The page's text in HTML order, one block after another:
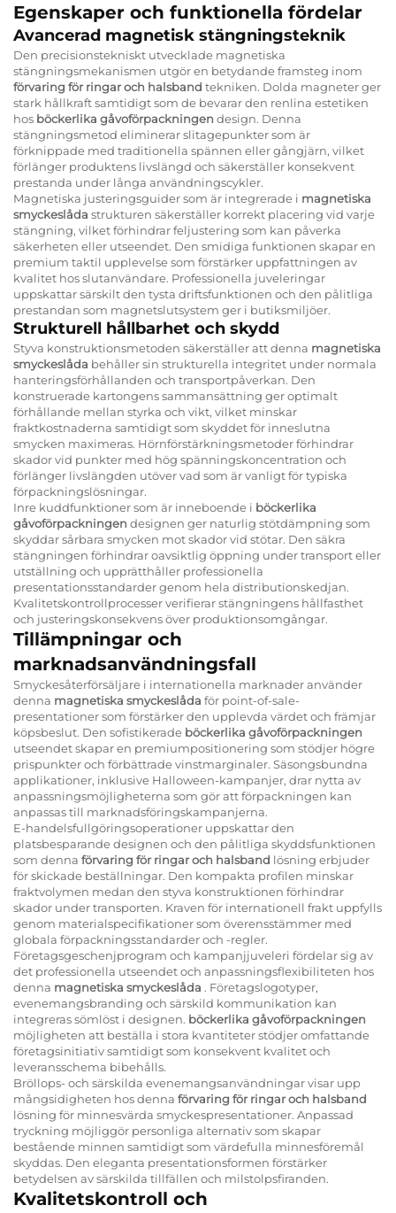
Egenskaper och funktionella fördelar
Avancerad magnetisk stängningsteknik
Den precisionstekniskt utvecklade magnetiska
stängningsmekanismen utgör en betydande framsteg inom
förvaring för ringar och halsband tekniken. Dolda magneter ger
stark hållkraft samtidigt som de bevarar den renlina estetiken
hos böckerlika gåvoförpackningen design. Denna
stängningsmetod eliminerar slitagepunkter som är
förknippade med traditionella spännen eller gångjärn, vilket
förlänger produktens livslängd och säkerställer konsekvent
prestanda under långa användningscykler.
Magnetiska justeringsguider som är integrerade i magnetiska
smyckeslåda strukturen säkerställer korrekt placering vid varje
stängning, vilket förhindrar feljustering som kan påverka
säkerheten eller utseendet. Den smidiga funktionen skapar en
premium taktil upplevelse som förstärker uppfattningen av
kvalitet hos slutanvändare. Professionella juveleringar
uppskattar särskilt den tysta driftsfunktionen och den pålitliga
prestandan som magnetslutsystem ger i butiksmiljöer.
Strukturell hållbarhet och skydd
Styva konstruktionsmetoden säkerställer att denna magnetiska
smyckeslåda behåller sin strukturella integritet under normala
hanteringsförhållanden och transportpåverkan. Den
konstruerade kartongens sammansättning ger optimalt
förhållande mellan styrka och vikt, vilket minskar
fraktkostnaderna samtidigt som skyddet för inneslutna
smycken maximeras. Hörnförstärkningsmetoder förhindrar
skador vid punkter med hög spänningskoncentration och
förlänger livslängden utöver vad som är vanligt för typiska
förpackningslösningar.
Inre kuddfunktioner som är inneboende i böckerlika
gåvoförpackningen designen ger naturlig stötdämpning som
skyddar sårbara smycken mot skador vid stötar. Den säkra
stängningen förhindrar oavsiktlig öppning under transport eller
utställning och upprätthåller professionella
presentationsstandarder genom hela distributionskedjan.
Kvalitetskontrollprocesser verifierar stängningens hållfasthet
och justeringskonsekvens över produktionsomgångar.
Tillämpningar och
marknadsanvändningsfall
Smyckesåterförsäljare i internationella marknader använder
denna magnetiska smyckeslåda för point-of-sale-
presentationer som förstärker den upplevda värdet och främjar
köpsbeslut. Den sofistikerade böckerlika gåvoförpackningen
utseendet skapar en premiumpositionering som stödjer högre
prispunkter och förbättrade vinstmarginaler. Säsongsbundna
applikationer, inklusive Halloween-kampanjer, drar nytta av
anpassningsmöjligheterna som gör att förpackningen kan
anpassas till marknadsföringskampanjerna.
E-handelsfullgöringsoperationer uppskattar den
platsbesparande designen och den pålitliga skyddsfunktionen
som denna förvaring för ringar och halsband lösning erbjuder
för skickade beställningar. Den kompakta profilen minskar
fraktvolymen medan den styva konstruktionen förhindrar
skador under transporten. Kraven för internationell frakt uppfylls
genom materialspecifikationer som överensstämmer med
globala förpackningsstandarder och -regler.
Företagsgeschenjprogram och kampanjjuveleri fördelar sig av
det professionella utseendet och anpassningsflexibiliteten hos
denna magnetiska smyckeslåda . Företagslogotyper,
evenemangsbranding och särskild kommunikation kan
integreras sömlöst i designen. böckerlika gåvoförpackningen
möjligheten att beställa i stora kvantiteter stödjer omfattande
företagsinitiativ samtidigt som konsekvent kvalitet och
leveransschema bibehålls.
Bröllops- och särskilda evenemangsanvändningar visar upp
mångsidigheten hos denna förvaring för ringar och halsband
lösning för minnesvärda smyckespresentationer. Anpassad
tryckning möjliggör personliga alternativ som skapar
bestående minnen samtidigt som värdefulla minnesföremål
skyddas. Den eleganta presentationsformen förstärker
betydelsen av särskilda tillfällen och milstolpsfiranden.
Kvalitetskontroll och